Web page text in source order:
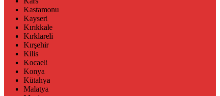
Kastamonu
Kayseri
Kırıkkale
Kırklareli
Kırşehir
Kilis
Kocaeli
Konya
Kütahya
Malatya